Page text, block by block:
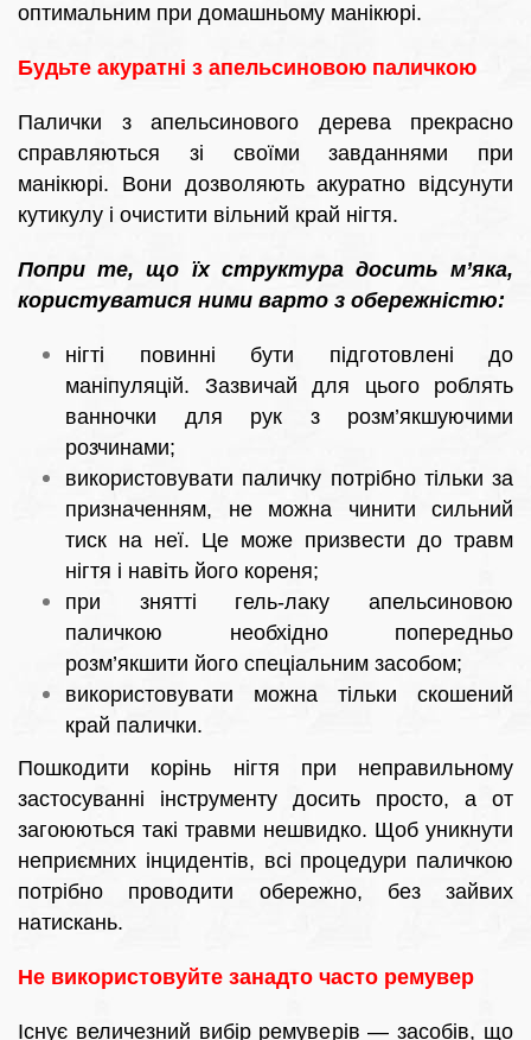
оптимальним при домашньому манікюрі.
Будьте акуратні з апельсиновою паличкою
Палички з апельсинового дерева прекрасно
справляються зі своїми завданнями при
манікюрі. Вони дозволяють акуратно відсунути
кутикулу і очистити вільний край нігтя.
Попри те, що їх структура досить м’яка,
користуватися ними варто з обережністю:
нігті повинні бути підготовлені до
маніпуляцій. Зазвичай для цього роблять
ванночки для рук з розм’якшуючими
розчинами;
використовувати паличку потрібно тільки за
призначенням, не можна чинити сильний
тиск на неї. Це може призвести до травм
нігтя і навіть його кореня;
при знятті гель-лаку апельсиновою
паличкою необхідно попередньо
розм’якшити його спеціальним засобом;
використовувати можна тільки скошений
край палички.
Пошкодити корінь нігтя при неправильному
застосуванні інструменту досить просто, а от
загоюються такі травми нешвидко. Щоб уникнути
неприємних інцидентів, всі процедури паличкою
потрібно проводити обережно, без зайвих
натискань.
Не використовуйте занадто часто ремувер
Існує величезний вибір ремуверів ― засобів, що